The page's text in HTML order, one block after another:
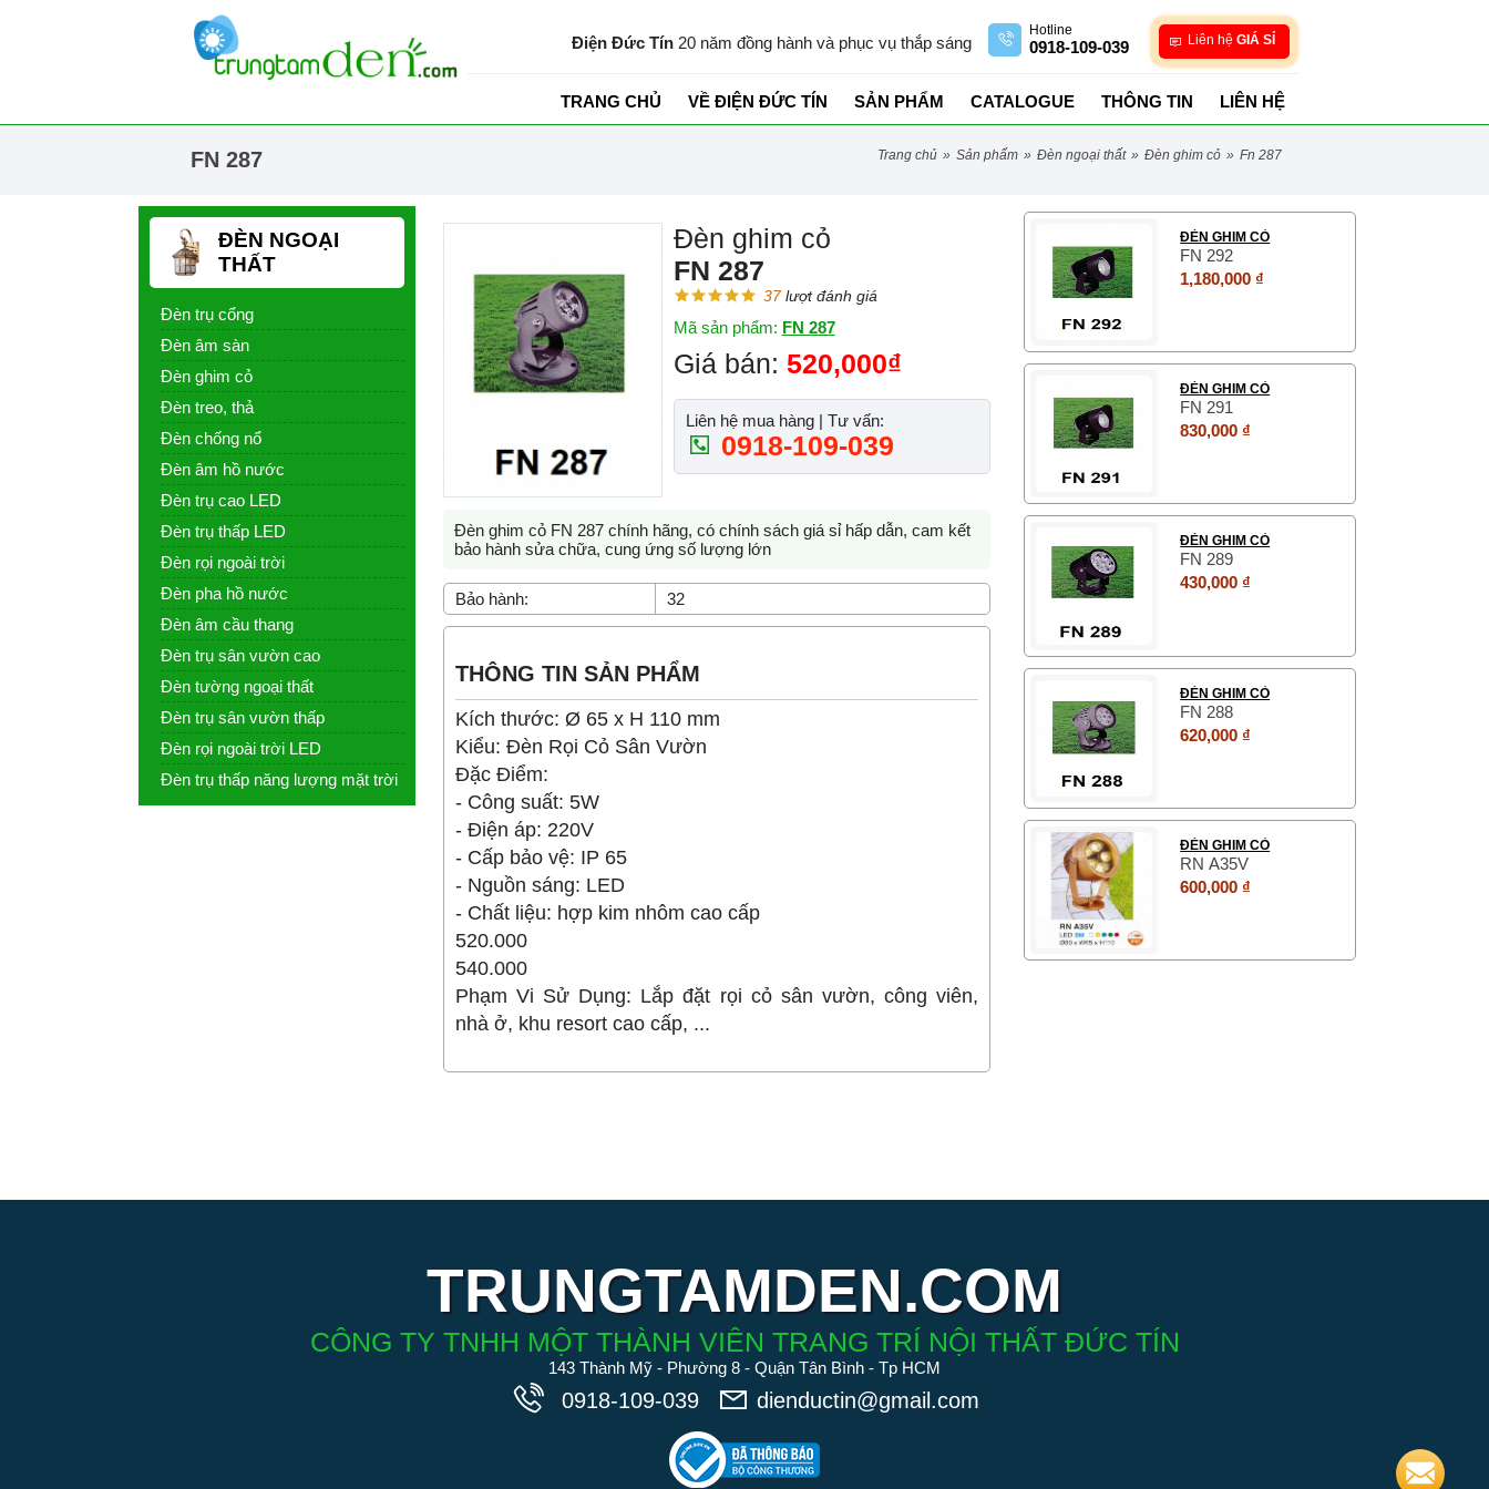
Điện Đức Tín 20 năm đồng hành và phục vụ thắp sáng
Hotline
0918-109-039 Liên hệ GIÁ SỈ
TRANG CHỦ VỀ ĐIỆN ĐỨC TÍN SẢN PHẨM CATALOGUE THÔNG TIN LIÊN HỆ
FN 287 trang chủ » sản phẩm » đèn ngoại thất » đèn ghim cỏ » fn 287
Đèn ghim cỏ
FN 287
37lượt đánh giá
Mã sản phẩm: FN 287
Giá bán: 520,000₫
Liên hệ mua hàng | Tư vấn:
0918-109-039
Đèn ghim cỏ FN 287 chính hãng, có chính sách giá sỉ hấp dẫn, cam kết
bảo hành sửa chữa, cung ứng số lượng lớn
Bảo hành: 32
THÔNG TIN SẢN PHẨM
Kích thước: Ø 65 x H 110 mm
Kiểu: Đèn Rọi Cỏ Sân Vườn
Đặc Điểm:
- Công suất: 5W
- Điện áp: 220V
- Cấp bảo vệ: IP 65
- Nguồn sáng: LED
- Chất liệu: hợp kim nhôm cao cấp
520.000
540.000
Phạm Vi Sử Dụng: Lắp đặt rọi cỏ sân vườn, công viên,
nhà ở, khu resort cao cấp, ...
ĐÈN GHIM CỎ
FN 292
1,180,000 ₫
ĐÈN GHIM CỎ
FN 291
830,000 ₫
ĐÈN GHIM CỎ
FN 289
430,000 ₫
ĐÈN GHIM CỎ
FN 288
620,000 ₫
ĐÈN GHIM CỎ
RN A35V
600,000 ₫
ĐÈN NGOẠI
THẤT
Đèn trụ cổng
Đèn âm sàn
Đèn ghim cỏ
Đèn treo, thả
Đèn chống nổ
Đèn âm hồ nước
Đèn trụ cao LED
Đèn trụ thấp LED
Đèn rọi ngoài trời
Đèn pha hồ nước
Đèn âm cầu thang
Đèn trụ sân vườn cao
Đèn tường ngoại thất
Đèn trụ sân vườn thấp
Đèn rọi ngoài trời LED
Đèn trụ thấp năng lượng mặt trời
TRUNGTAMDEN.COM
CÔNG TY TNHH MỘT THÀNH VIÊN TRANG TRÍ NỘI THẤT ĐỨC TÍN
143 Thành Mỹ - Phường 8 - Quận Tân Bình - Tp HCM
0918-109-039 dienductin@gmail.com